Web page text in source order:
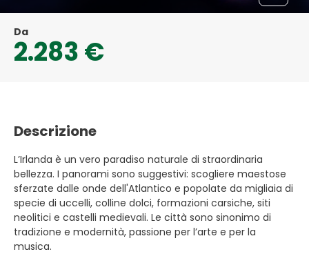
Da
2.283 €
Descrizione
L’Irlanda è un vero paradiso naturale di straordinaria
bellezza. I panorami sono suggestivi: scogliere maestose
sferzate dalle onde dell'Atlantico e popolate da migliaia di
specie di uccelli, colline dolci, formazioni carsiche, siti
neolitici e castelli medievali. Le città sono sinonimo di
tradizione e modernità, passione per l’arte e per la
musica.